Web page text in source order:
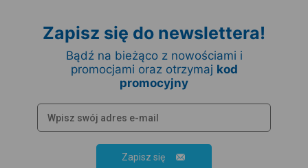
Zapisz się do newslettera!
Bądź na bieżąco z nowościami i
promocjami oraz otrzymaj kod
promocyjny
Zapisz się